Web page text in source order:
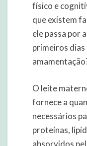
físico e
que existem
ele passa por
primeiros dias
O leite
fornece a
necessários
proteínas,
absorvidos